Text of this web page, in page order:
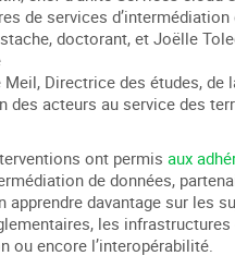
de services d’intermédiation
doctorant, et Joëlle
Meil, Directrice des études,
des acteurs au service des
ont permis aux
de données,
apprendre davantage sur les
les
ou encore l’interopérabilité.